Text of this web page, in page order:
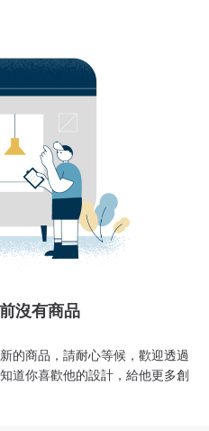
沒有商品
的商品，請耐心等候，歡迎透過
道你喜歡他的設計，給他更多創